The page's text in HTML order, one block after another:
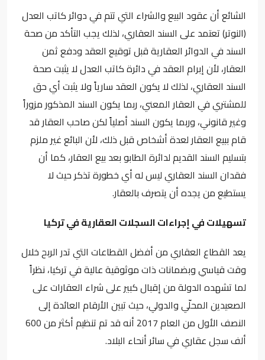
الشائع أن عقود البيع والشراء التي تتم في دوائر كاتب العدل
(النوتر) تعتمد على السند العقاري، لذلك يجب التأكد من صحة
السند في الدوائر العقارية قبل توقيع العقد ودفع ثمن
العقار، لأن إبرام العقد في دائرة كاتب العدل لا يثبت صحة
السند العقاري، لذلك لا يكون العقد سارياً ولا يثبت أي حق
للمشتري في العقار المعني، ربما يكون السند المذكور مزوراً
وغير قانوني، وربما يكون السند أصلياً لكن صاحب العقار قد
قام ببيع العقار لعدة أشخاص قبل ذلك، لأن البائع غير ملزم
بتسليم السند القديم لدائرة الطابو بعد بيع العقار، كما أن
فقدان السند العقاري ليس له أي خطورة تذكر حيث لا
يستطيع من يجده أن يتصرف بالعقار.
تسهيلات في إجراءات السجلات العقارية في تركيا
يعد القطاع العقاري من أفضل القطاعات التي تدر الربح خلال
وقت قياسي وبضمانات ذات موثوقية عالية في تركيا، نظراً
لما تشهده الدولة من إقبال كبير على شراء العقارات على
الصعيدين المحلّي والدولي، حيث تبين الأرقام العائدة إلى
النصف الأول من العام 2017 أنه قد تم تنظيم أكثر من 600
ألف سجل عقاري في سائر أنحاء البلاد.